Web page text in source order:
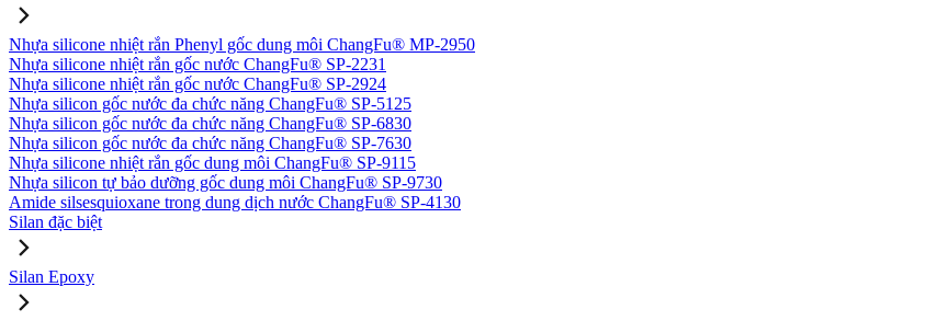
Nhựa silicone nhiệt rắn Phenyl gốc dung môi ChangFu® MP-2950
Nhựa silicone nhiệt rắn gốc nước ChangFu® SP-2231
Nhựa silicone nhiệt rắn gốc nước ChangFu® SP-2924
Nhựa silicon gốc nước đa chức năng ChangFu® SP-5125
Nhựa silicon gốc nước đa chức năng ChangFu® SP-6830
Nhựa silicon gốc nước đa chức năng ChangFu® SP-7630
Nhựa silicone nhiệt rắn gốc dung môi ChangFu® SP-9115
Nhựa silicon tự bảo dưỡng gốc dung môi ChangFu® SP-9730
Amide silsesquioxane trong dung dịch nước ChangFu® SP-4130
Silan đặc biệt
Silan Epoxy